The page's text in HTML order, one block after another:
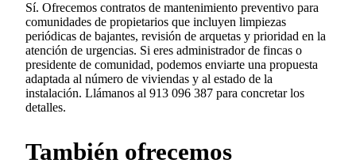
Sí. Ofrecemos contratos de mantenimiento preventivo para
comunidades de propietarios que incluyen limpiezas
periódicas de bajantes, revisión de arquetas y prioridad en la
atención de urgencias. Si eres administrador de fincas o
presidente de comunidad, podemos enviarte una propuesta
adaptada al número de viviendas y al estado de la
instalación. Llámanos al 913 096 387 para concretar los
detalles.
También ofrecemos